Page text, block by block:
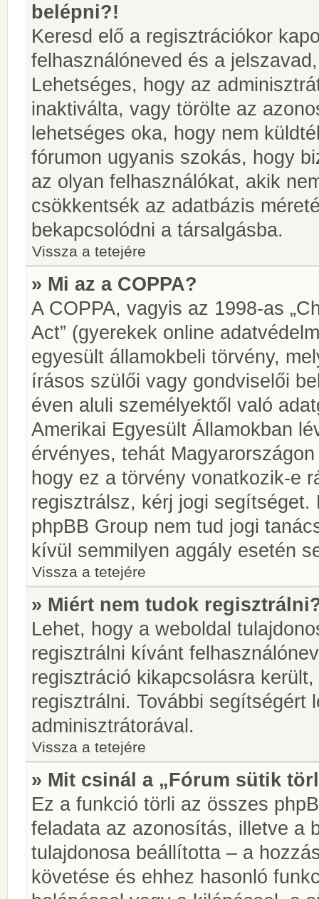
belépni?!
Keresd elő a regisztrációkor
felhasználóneved és a
Lehetséges, hogy az
inaktiválta, vagy törölte az
lehetséges oka, hogy nem
fórumon ugyanis szokás, hogy
az olyan felhasználókat, akik
csökkentsék az adatbázis
bekapcsolódni a társalgásba.
Vissza a tetejére
» Mi az a COPPA?
A COPPA, vagyis az 1998-as
Act” (gyerekek online
egyesült államokbeli törvény,
írásos szülői vagy gondviselői
éven aluli személyektől való
Amerikai Egyesült Államokban
érvényes, tehát
hogy ez a törvény vonatkozik-e
regisztrálsz, kérj jogi
phpBB Group nem tud jogi
kívül semmilyen aggály esetén
Vissza a tetejére
» Miért nem tudok
Lehet, hogy a weboldal
regisztrálni kívánt
regisztráció kikapcsolásra
regisztrálni. További segítségért
adminisztrátorával.
Vissza a tetejére
» Mit csinál a „Fórum sütik
Ez a funkció törli az összes
feladata az azonosítás, illetve a
tulajdonosa beállította – a
követése és ehhez hasonló